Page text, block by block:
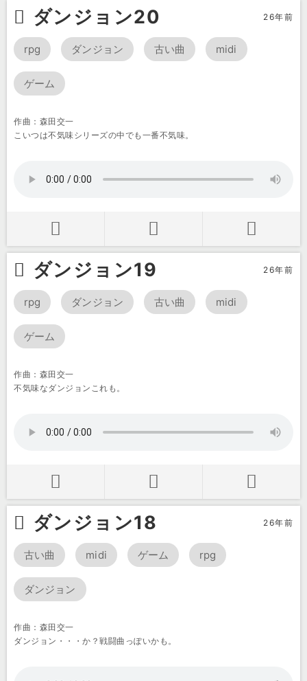
ダンジョン20 26年前
rpg ダンジョン 古い曲 midi
ゲーム
作曲：森田交一
こいつは不気味シリーズの中でも一番不気味。
ダンジョン19 26年前
rpg ダンジョン 古い曲 midi
ゲーム
作曲：森田交一
不気味なダンジョンこれも。
ダンジョン18 26年前
古い曲 midi ゲーム rpg
ダンジョン
作曲：森田交一
ダンジョン・・・か？戦闘曲っぽいかも。